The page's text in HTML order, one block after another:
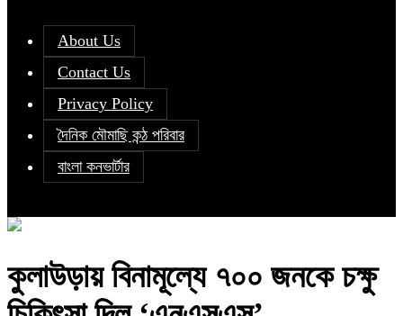
About Us
Contact Us
Privacy Policy
দৈনিক মৌমাছি কন্ঠ পরিবার
বাংলা কনভার্টার
কুলাউড়ায় বিনামূল্যে ৭০০ জনকে চক্ষু